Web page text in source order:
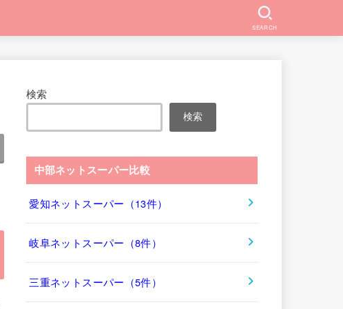
SEARCH
検索
検索
中部ネットスーパー比較
愛知ネットスーパー（13件）
岐阜ネットスーパー（8件）
三重ネットスーパー（5件）